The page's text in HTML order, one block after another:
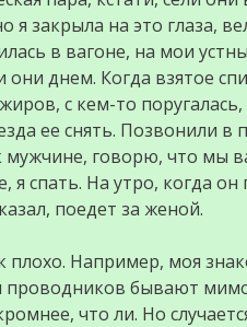
закрыла на это глаза,
в вагоне, на мои
днем. Когда взятое
с кем-то
ее снять. Позвонили
мужчине, говорю, что мы
я спать. На утро, когда он
поедет за женой.
плохо. Например, моя
проводников бывают
что ли. Но